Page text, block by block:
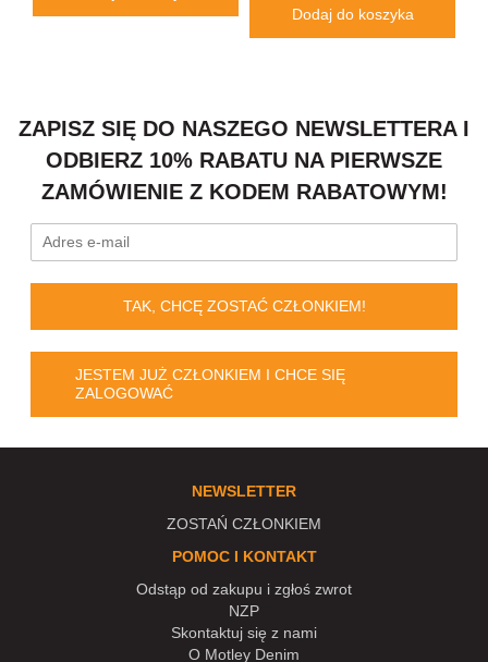
Dodaj do koszyka
ZAPISZ SIĘ DO NASZEGO NEWSLETTERA I
ODBIERZ 10% RABATU NA PIERWSZE
ZAMÓWIENIE Z KODEM RABATOWYM!
TAK, CHCĘ ZOSTAĆ CZŁONKIEM!
JESTEM JUŻ CZŁONKIEM I CHCE SIĘ
ZALOGOWAĆ
NEWSLETTER
ZOSTAŃ CZŁONKIEM
POMOC I KONTAKT
Odstąp od zakupu i zgłoś zwrot
NZP
Skontaktuj się z nami
O Motley Denim